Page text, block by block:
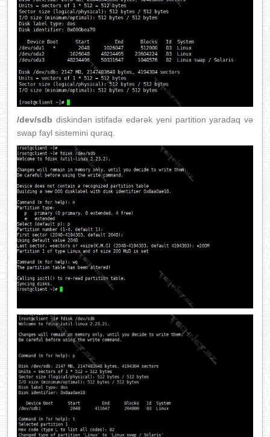
/dev/sdb diskindən istifadə edərək yeni partition yaradaq və
swap fayl sistemini quraq.